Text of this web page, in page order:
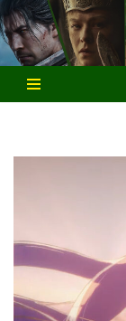
Aller
au
contenu